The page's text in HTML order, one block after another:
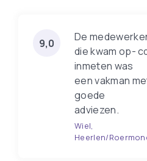
9,0
De
die kwam op-
inmeten was
een vakman
goede
adviezen.
Wiel,
Heerlen/